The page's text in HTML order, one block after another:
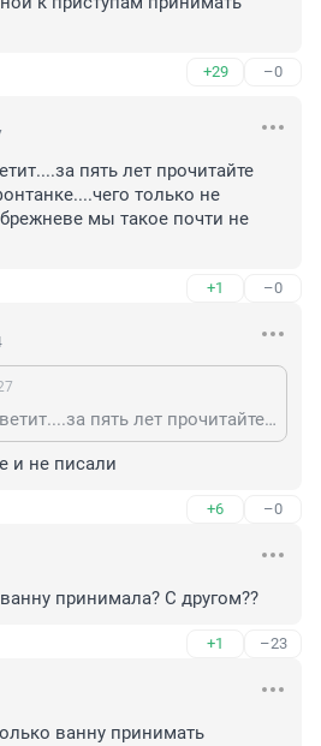
+29 –0
пять лет прочитайте
только не
мы такое почти не
+1 –0
а никто вам не ответит....за пять лет прочитайте такие новости на фонтанке....чего только не происходит......при брежневе мы такое почти не читали.
и не писали
+6 –0
принимала? С другом??
+1 –23
ванну принимать